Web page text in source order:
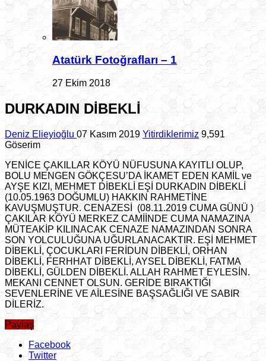
Atatürk Fotoğrafları – 1
27 Ekim 2018
DURKADIN DİBEKLİ
Deniz Elieyioğlu 07 Kasım 2019 Yitirdiklerimiz 9,591
Göserim
YENİCE ÇAKILLAR KÖYÜ NÜFUSUNA KAYITLI OLUP,
BOLU MENGEN GÖKÇESU’DA İKAMET EDEN KAMİL ve
AYŞE KIZI, MEHMET DİBEKLİ EŞİ DURKADIN DİBEKLİ
(10.05.1963 DOĞUMLU) HAKKIN RAHMETİNE
KAVUŞMUŞTUR. CENAZESİ (08.11.2019 CUMA GÜNÜ )
ÇAKILAR KÖYÜ MERKEZ CAMİİNDE CUMA NAMAZINA
MÜTEAKİP KILINACAK CENAZE NAMAZINDAN SONRA
SON YOLCULUĞUNA UĞURLANACAKTIR. EŞİ MEHMET
DİBEKLİ, ÇOCUKLARI FERİDUN DİBEKLİ, ORHAN
DİBEKLİ, FERHHAT DİBEKLİ, AYSEL DİBEKLİ, FATMA
DİBEKLİ, GÜLDEN DİBEKLİ. ALLAH RAHMET EYLESİN.
MEKANI CENNET OLSUN. GERİDE BIRAKTIĞI
SEVENLERİNE VE AİLESİNE BAŞSAĞLIĞI VE SABIR
DİLERİZ.
Paylaş
Facebook
Twitter